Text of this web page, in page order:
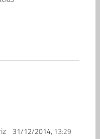
31/12/2014, 13:29